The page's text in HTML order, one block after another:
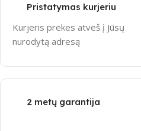
Pristatymas kurjeriu
Kurjeris prekes atveš į Jūsų
nurodytą adresą
2 metų garantija